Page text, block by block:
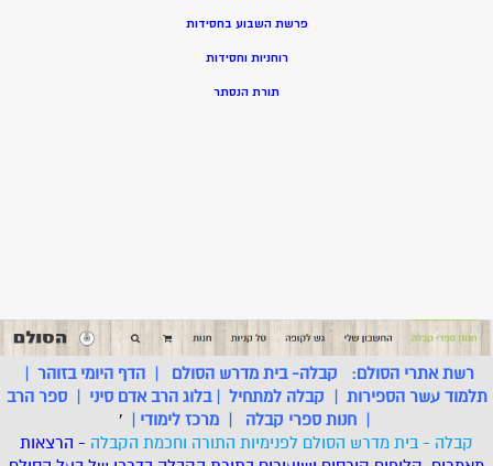
פרשת השבוע בחסידות
רוחניות וחסידות
תורת הנסתר
רשת אתרי הסולם: קבלה- בית מדרש הסולם |הדף היומי בזוהר |
תלמוד עשר הספירות | קבלה למתחיל |בלוג הרב אדם סיני |ספר הרב
| חנות ספרי קבלה | מרכז לימודי |
'
קבלה - בית מדרש הסולם לפנימיות התורה וחכמת הקבלה - הרצאות